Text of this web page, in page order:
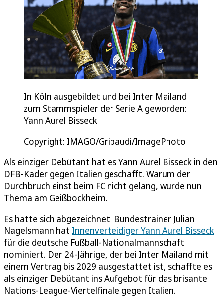
In Köln ausgebildet und bei Inter Mailand
zum Stammspieler der Serie A geworden:
Yann Aurel Bisseck
Copyright: IMAGO/Gribaudi/ImagePhoto
Als einziger Debütant hat es Yann Aurel Bisseck in den
DFB-Kader gegen Italien geschafft. Warum der
Durchbruch einst beim FC nicht gelang, wurde nun
Thema am Geißbockheim.
Es hatte sich abgezeichnet: Bundestrainer Julian
Nagelsmann hat Innenverteidiger Yann Aurel Bisseck
für die deutsche Fußball-Nationalmannschaft
nominiert. Der 24-Jährige, der bei Inter Mailand mit
einem Vertrag bis 2029 ausgestattet ist, schaffte es
als einziger Debütant ins Aufgebot für das brisante
Nations-League-Viertelfinale gegen Italien.